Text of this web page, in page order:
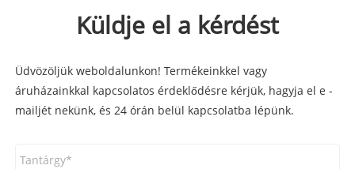
Küldje el a kérdést
Üdvözöljük weboldalunkon! Termékeinkkel vagy
áruházainkkal kapcsolatos érdeklődésre kérjük, hagyja el e -
mailjét nekünk, és 24 órán belül kapcsolatba lépünk.